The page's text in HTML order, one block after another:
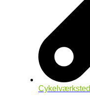
Cykelværksted